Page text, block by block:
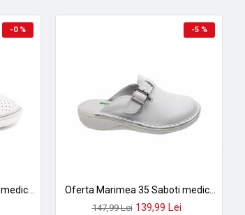
-0 %
Oferta Marimea 35 Saboti medicali femei albi din piele naturala box, cu perforatii, Med-Line BR128A
-5 %
Oferta Marimea 35 Saboti medicali femei, albi din piele naturala box, Med-Line LBR127A
147,99 Lei 139,99 Lei